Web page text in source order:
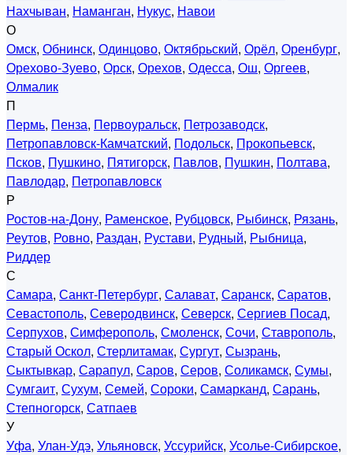
Нахчыван, Наманган, Нукус, Навои
О
Омск, Обнинск, Одинцово, Октябрьский, Орёл, Оренбург,
Орехово-Зуево, Орск, Орехов, Одесса, Ош, Оргеев,
Олмалик
П
Пермь, Пенза, Первоуральск, Петрозаводск,
Петропавловск-Камчатский, Подольск, Прокопьевск,
Псков, Пушкино, Пятигорск, Павлов, Пушкин, Полтава,
Павлодар, Петропавловск
Р
Ростов-на-Дону, Раменское, Рубцовск, Рыбинск, Рязань,
Реутов, Ровно, Раздан, Рустави, Рудный, Рыбница,
Риддер
С
Самара, Санкт-Петербург, Салават, Саранск, Саратов,
Севастополь, Северодвинск, Северск, Сергиев Посад,
Серпухов, Симферополь, Смоленск, Сочи, Ставрополь,
Старый Оскол, Стерлитамак, Сургут, Сызрань,
Сыктывкар, Сарапул, Саров, Серов, Соликамск, Сумы,
Сумгаит, Сухум, Семей, Сороки, Самарканд, Сарань,
Степногорск, Сатпаев
У
Уфа, Улан-Удэ, Ульяновск, Уссурийск, Усолье-Сибирское,